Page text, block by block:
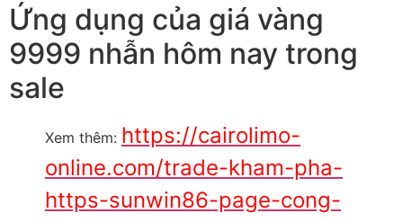
Ứng dụng của giá vàng
9999 nhẫn hôm nay trong
sale
Xem thêm: https://cairolimo-
online.com/trade-kham-pha-
https-sunwin86-page-cong-